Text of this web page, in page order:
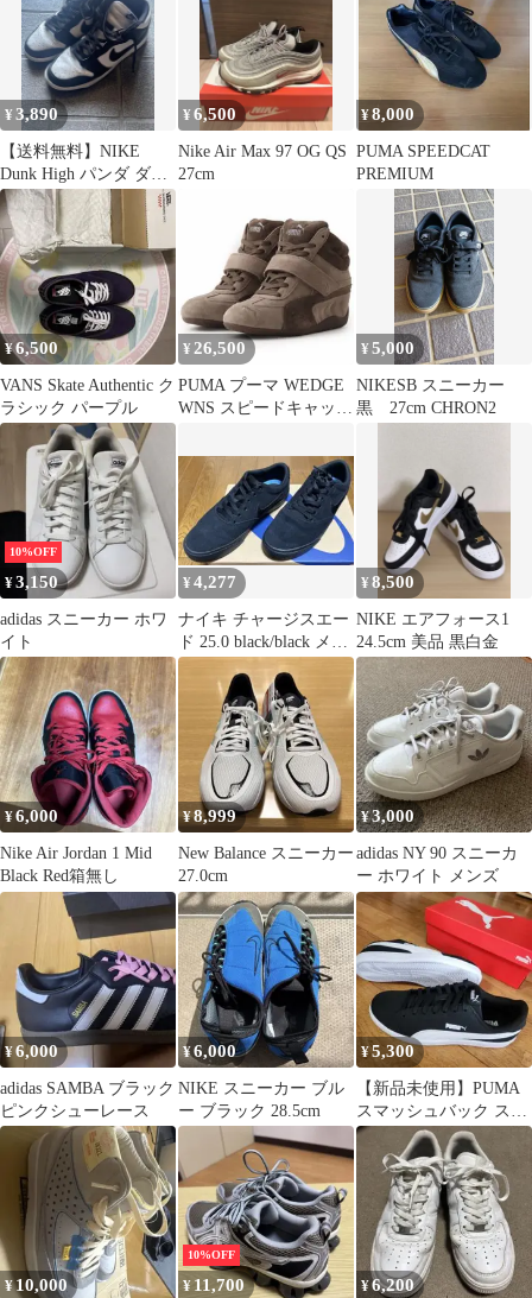
¥3,890
【送料無料】NIKE
Dunk High パンダ ダン
クハイ27cm
¥6,500
Nike Air Max 97 OG QS
27cm
¥8,000
PUMA SPEEDCAT
PREMIUM
¥6,500
VANS Skate Authentic ク
ラシック パープル
¥26,500
PUMA プーマ WEDGE
WNS スピードキャット
¥5,000
NIKESB スニーカー
黒 27cm CHRON2
10%OFF
¥3,150
adidas スニーカー ホワ
イト
¥4,277
ナイキ チャージスエー
ド 25.0 black/black メン
ズ
¥8,500
NIKE エアフォース1
24.5cm 美品 黒白金
¥6,000
Nike Air Jordan 1 Mid
Black Red箱無し
¥8,999
New Balance スニーカー
27.0cm
¥3,000
adidas NY 90 スニーカ
ー ホワイト メンズ
¥6,000
adidas SAMBA ブラック
ピンクシューレース
¥6,000
NIKE スニーカー ブル
ー ブラック 28.5cm
¥5,300
【新品未使用】PUMA
スマッシュバック スニ
ーカー 28.0cm メンズ
¥10,000
10%OFF
¥ 11,700 ¥6,200